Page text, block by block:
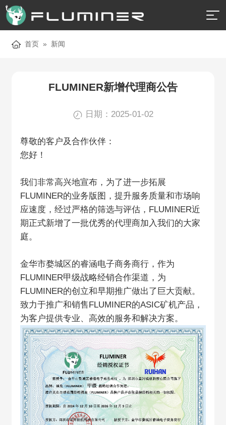

首页 » 新闻
FLUMINER新增代理商公告
日期：2025-01-02
尊敬的客户及合作伙伴：
您好！
我们非常高兴地宣布，为了进一步拓展
FLUMINER的业务版图，提升服务质量和市场响
应速度，经过严格的筛选与评估，FLUMINER近
期正式新增了一批优秀的代理商加入我们的大家
庭。
金华市婺城区的睿涵电子商务商行，作为
FLUMINER甲级战略经销合作渠道，为
FLUMINER的创立和早期推广做出了巨大贡献。
致力于推广和销售FLUMINER的ASIC矿机产品，
为客户提供专业、高效的服务和解决方案。